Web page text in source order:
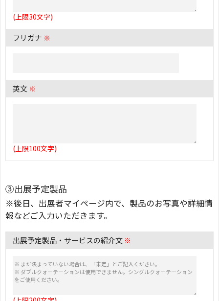
(上限30文字)
フリガナ ※
英文 ※
(上限100文字)
③出展予定製品
※後日、出展者マイページ内で、製品のお写真や詳細情
報などご入力いただきます。
出展予定製品・サービスの紹介文 ※